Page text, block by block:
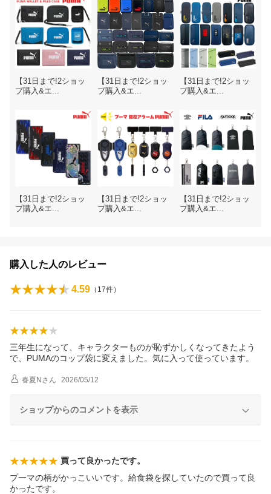
【31日まで!2ショッ
プ購入&エ...
【31日まで!2ショッ
プ購入&エ...
【31日まで!2ショッ
プ購入&エ...
【31日まで!2ショッ
プ購入&エ...
【31日まで!2ショッ
プ購入&エ...
【31日まで!2ショッ
プ購入&エ...
購入した人のレビュー
4.59 （ 17件）
三年生になって、キャラクターものが恥ずかしくなってきたよう
で、PUMAのコップ袋に変えました。気に入って使っています。
春夏N さん 2026/05/12
ショップからのコメントを表示
買って良かったです。
プ一マの柄がかっこいいです。給食袋を探していたので買って良
かったです。